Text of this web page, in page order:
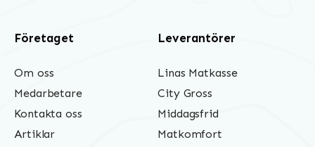
Företaget
Om oss
Medarbetare
Kontakta oss
Artiklar
Leverantörer
Linas Matkasse
City Gross
Middagsfrid
Matkomfort